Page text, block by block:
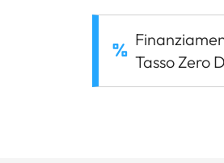
Tasso Zero